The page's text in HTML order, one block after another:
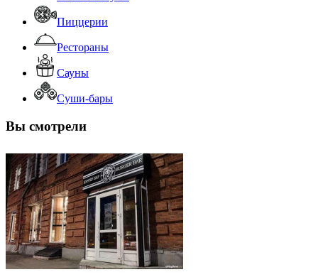
Пиццерии
Рестораны
Сауны
Суши-бары
Вы смотрели